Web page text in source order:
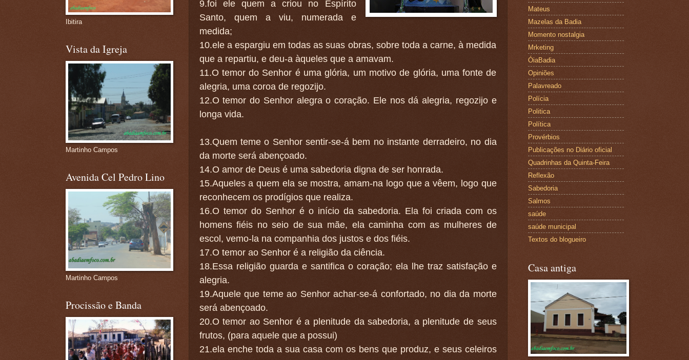
9.foi ele quem a criou no Espírito
Santo, quem a viu, numerada e
medida;
10.ele a espargiu em todas as suas obras, sobre toda a carne, à medida
que a repartiu, e deu-a àqueles que a amavam.
11.O temor do Senhor é uma glória, um motivo de glória, uma fonte de
alegria, uma coroa de regozijo.
12.O temor do Senhor alegra o coração. Ele nos dá alegria, regozijo e
longa vida.
13.Quem teme o Senhor sentir-se-á bem no instante derradeiro, no dia
da morte será abençoado.
14.O amor de Deus é uma sabedoria digna de ser honrada.
15.Aqueles a quem ela se mostra, amam-na logo que a vêem, logo que
reconhecem os prodígios que realiza.
16.O temor do Senhor é o início da sabedoria. Ela foi criada com os
homens fiéis no seio de sua mãe, ela caminha com as mulheres de
escol, vemo-la na companhia dos justos e dos fiéis.
17.O temor ao Senhor é a religião da ciência.
18.Essa religião guarda e santifica o coração; ela lhe traz satisfação e
alegria.
19.Aquele que teme ao Senhor achar-se-á confortado, no dia da morte
será abençoado.
20.O temor ao Senhor é a plenitude da sabedoria, a plenitude de seus
frutos, (para aquele que a possui)
21.ela enche toda a sua casa com os bens que produz, e seus celeiros
Ibitira
Vista da Igreja
Martinho Campos
Avenida Cel Pedro Lino
Martinho Campos
Procissão e Banda
Mateus
Mazelas da Badia
Momento nostalgia
Mrketing
ÓiaBadia
Opiniões
Palavreado
Polícia
Politica
Política
Provérbios
Publicações no Diário oficial
Quadrinhas da Quinta-Feira
Reflexão
Sabedoria
Salmos
saúde
saúde municipal
Textos do blogueiro
Casa antiga